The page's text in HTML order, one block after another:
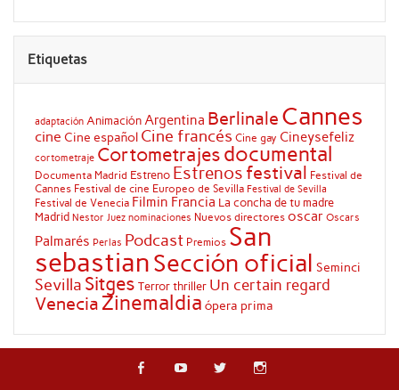
Etiquetas
adaptación AnimaciónArgentina Berlinale Cannes
cine Cine español Cine francés Cine gay Cineysefeliz
cortometraje Cortometrajes documental
Documenta Madrid Estreno Estrenos festival Festival de
Cannes Festival de cine Europeo de Sevilla Festival de Sevilla
Festival de Venecia Filmin Francia La concha de tu madre
Madrid Nestor Juez nominaciones Nuevos directores oscar Oscars
Palmarés Perlas Podcast Premios San
sebastianSección oficial Seminci
Sevilla Sitges Terrorthriller Un certain regard
Venecia Zinemaldia ópera prima